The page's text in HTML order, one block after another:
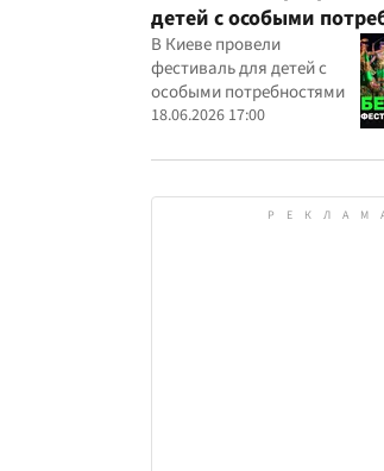
детей с особыми
выступили на
фестивале
В Киеве провели
фестиваль для детей с
особыми потребностями
18.06.2026 17:00